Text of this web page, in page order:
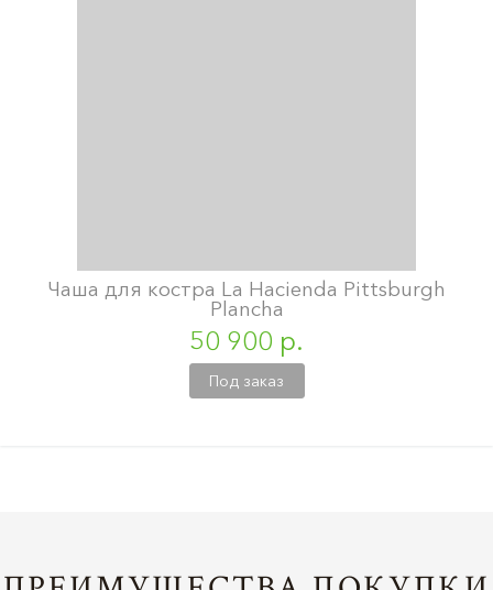
Чаша для костра La Hacienda Pittsburgh
Plancha
50 900 р.
Под заказ